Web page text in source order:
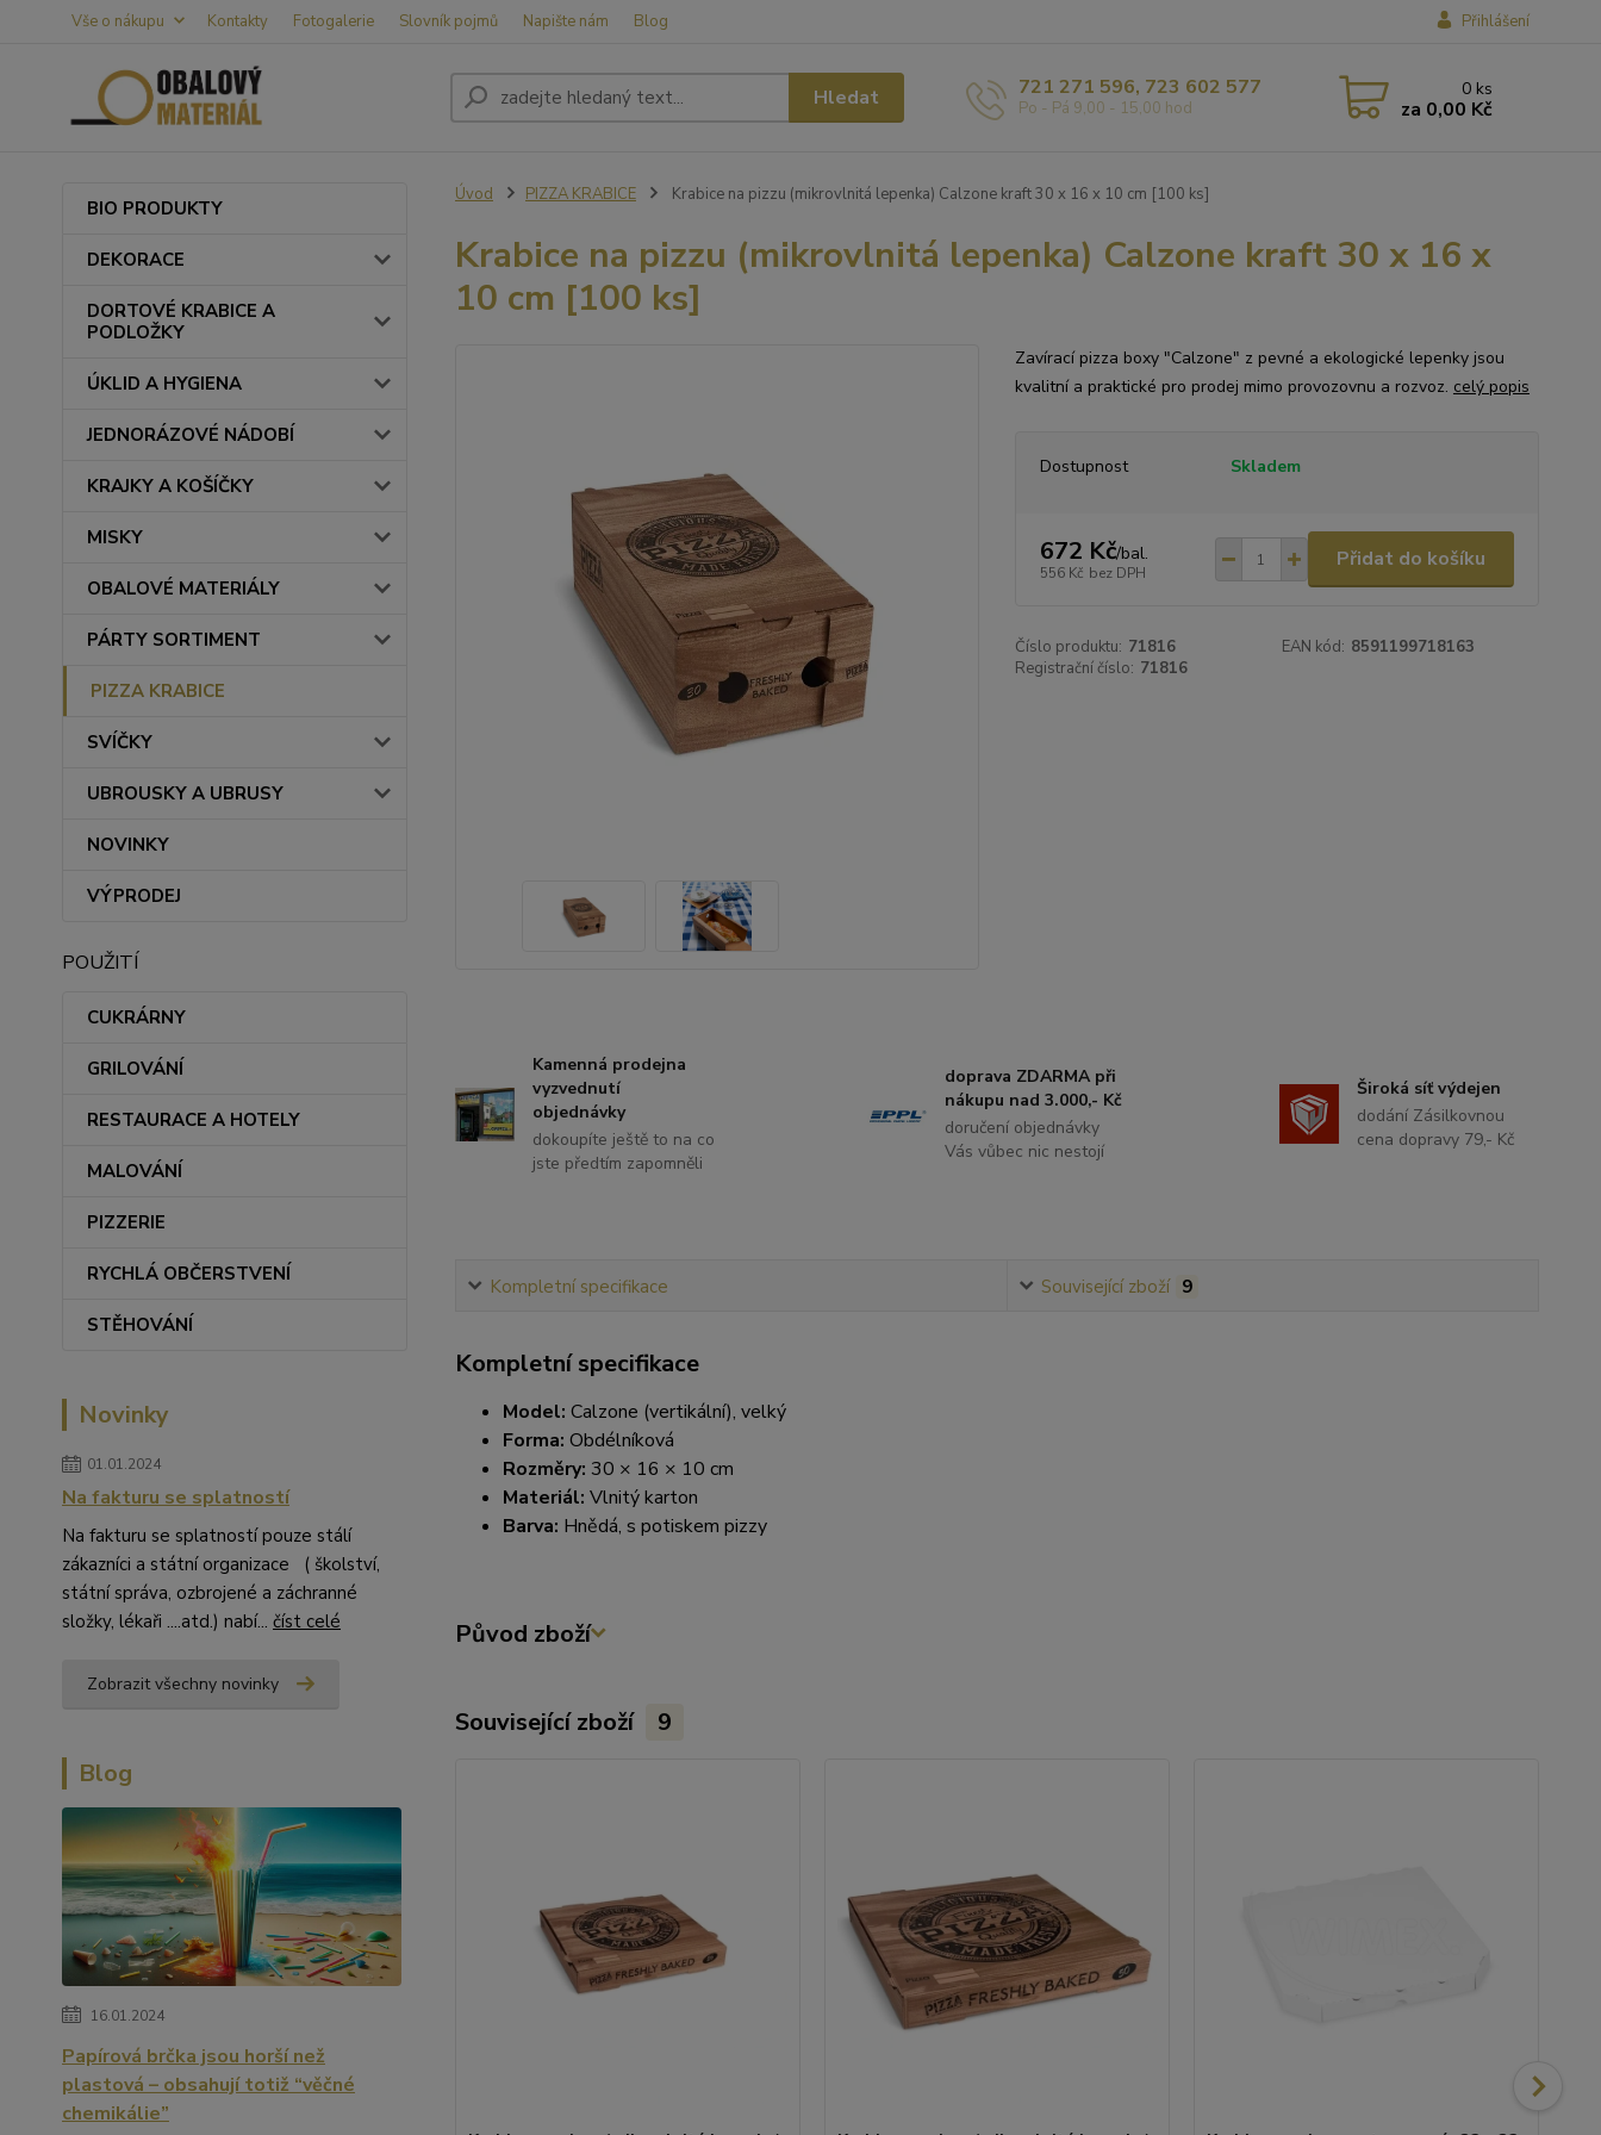
Vše o nákupu Kontakty Fotogalerie Slovník pojmů Napište nám Blog Přihlášení
Hledat 721 271 596, 723 602 577
Po - Pá 9,00 - 15,00 hod
0 ks
za 0,00 Kč
BIO PRODUKTY
DEKORACE
DORTOVÉ KRABICE A
PODLOŽKY
ÚKLID A HYGIENA
JEDNORÁZOVÉ NÁDOBÍ
KRAJKY A KOŠÍČKY
MISKY
OBALOVÉ MATERIÁLY
PÁRTY SORTIMENT
PIZZA KRABICE
SVÍČKY
UBROUSKY A UBRUSY
NOVINKY
VÝPRODEJ
POUŽITÍ
CUKRÁRNY
GRILOVÁNÍ
RESTAURACE A HOTELY
MALOVÁNÍ
PIZZERIE
RYCHLÁ OBČERSTVENÍ
STĚHOVÁNÍ
Novinky
01.01.2024
Na fakturu se splatností
Na fakturu se splatností pouze stálí
zákazníci a státní organizace ( školství,
státní správa, ozbrojené a záchranné
složky, lékaři ....atd.) nabí... číst celé
Zobrazit všechny novinky
Blog
16.01.2024
Papírová brčka jsou horší než
plastová – obsahují totiž “věčné
chemikálie”
Úvod PIZZA KRABICE Krabice na pizzu (mikrovlnitá lepenka) Calzone kraft 30 x 16 x 10 cm [100 ks]
Krabice na pizzu (mikrovlnitá lepenka) Calzone kraft 30 x 16 x
10 cm [100 ks]
Zavírací pizza boxy "Calzone" z pevné a ekologické lepenky jsou
kvalitní a praktické pro prodej mimo provozovnu a rozvoz. celý popis
Dostupnost Skladem
672 Kč/bal.
556 Kč bez DPH
Přidat do košíku
Číslo produktu: 71816 EAN kód: 8591199718163
Registrační číslo: 71816
Kamenná prodejna
vyzvednutí
objednávky
dokoupíte ještě to na co
jste předtím zapomněli
doprava ZDARMA při
nákupu nad 3.000,- Kč
doručení objednávky
Vás vůbec nic nestojí
Široká síť výdejen
dodání Zásilkovnou
cena dopravy 79,- Kč
Kompletní specifikace Související zboží 9
Kompletní specifikace
Model: Calzone (vertikální), velký
Forma: Obdélníková
Rozměry: 30 × 16 × 10 cm
Materiál: Vlnitý karton
Barva: Hnědá, s potiskem pizzy
Původ zboží
Související zboží 9